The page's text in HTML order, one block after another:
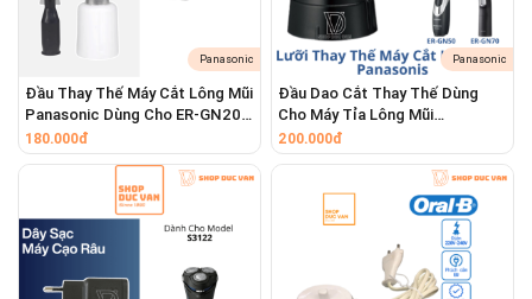
ngay lập tức khả năng cạo sạch, nhanh và
sát chỉ trong vài đường cạo, mang lại cảm
giác như ngày đầu tiên sử dụng máy.
Bảo Vệ Làn Da Tối Ưu: Lưỡi cạo sắc bén
cùng màng cạo nguyên vẹn sẽ lướt nhẹ
nhàng trên da, giảm thiểu tối đa nguy cơ
kéo râu, gây trầy xước và kích ứng.
Tiết Kiệm Chi Phí Vượt Trội
: Chỉ với một
phần chi phí rất nhỏ so với việc mua máy
Panasonic
Đầu Thay Thế Máy Cắt Lông Mũi
Panasonic Dùng Cho ER-GN20,
ER-GN21, ER-GN25
180.000đ
Panasonic
Đầu Dao Cắt Thay Thế Dùng
Cho Máy Tỉa Lông Mũi
Panasonic ER-GN12 ER-GN11
ER-GN10 ER-GN30 ER-GN50 ER-
200.000đ